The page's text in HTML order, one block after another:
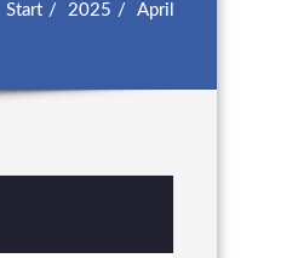
Start 2025 April